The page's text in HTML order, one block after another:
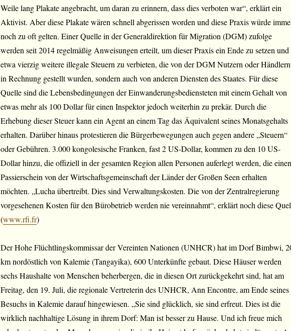
Weile lang Plakate angebracht, um daran zu erinnern, dass dies verboten war“, erklärt ein
Aktivist. Aber diese Plakate wären schnell abgerissen worden und diese Praxis würde
noch zu oft gelten. Einer Quelle in der Generaldirektion für Migration (DGM) zufolge
werden seit 2014 regelmäßig Anweisungen erteilt, um dieser Praxis ein Ende zu setzen und
etwa vierzig weitere illegale Steuern zu verbieten, die von der DGM Nutzern oder Händlern
in Rechnung gestellt wurden, sondern auch von anderen Diensten des Staates. Für diese
Quelle sind die Lebensbedingungen der Einwanderungsbediensteten mit einem Gehalt von
etwas mehr als 100 Dollar für einen Inspektor jedoch weiterhin zu prekär. Durch die
Erhebung dieser Steuer kann ein Agent an einem Tag das Äquivalent seines Monatsgehalts
erhalten. Darüber hinaus protestieren die Bürgerbewegungen auch gegen andere „Steuern“
oder Gebühren. 3.000 kongolesische Franken, fast 2 US-Dollar, kommen zu den 10 US-
Dollar hinzu, die offiziell in der gesamten Region allen Personen auferlegt werden, die einen
Passierschein von der Wirtschaftsgemeinschaft der Länder der Großen Seen erhalten
möchten. „Lucha übertreibt. Dies sind Verwaltungskosten. Die von der Zentralregierung
vorgesehenen Kosten für den Bürobetrieb werden nie vereinnahmt“, erklärt noch diese
(www.rfi.fr)
Der Hohe Flüchtlingskommissar der Vereinten Nationen (UNHCR) hat im Dorf Bimbwi,
km nordöstlich von Kalemie (Tangayika), 600 Unterkünfte gebaut. Diese Häuser werden
sechs Haushalte von Menschen beherbergen, die in diesen Ort zurückgekehrt sind, hat am
Freitag, den 19. Juli, die regionale Vertreterin des UNHCR, Ann Encontre, am Ende seines
Besuchs in Kalemie darauf hingewiesen. „Sie sind glücklich, sie sind erfreut. Dies ist die
wirklich nachhaltige Lösung in ihrem Dorf: Man ist besser zu Hause. Und ich freue mich